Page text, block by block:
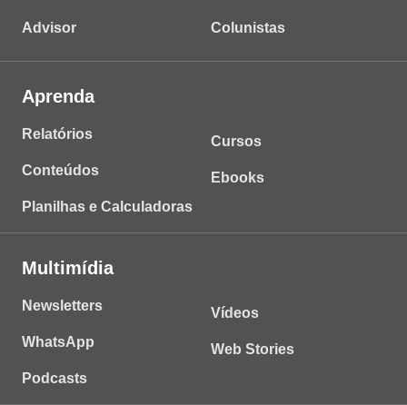
Advisor Colunistas
Aprenda
Relatórios
Conteúdos
Planilhas e Calculadoras
Cursos
Ebooks
Multimídia
Newsletters
WhatsApp
Podcasts
Vídeos
Web Stories